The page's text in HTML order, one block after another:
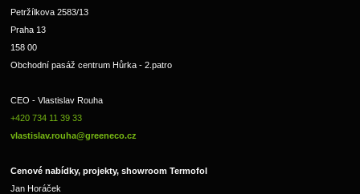
Petržílkova 2583/13
Praha 13
158 00
Obchodní pasáž centrum Hůrka - 2.patro
CEO - Vlastislav Rouha
+420 734 11 39 33
vlastislav.rouha@greeneco.cz
Cenové nabídky, projekty, showroom Termofol
Jan Horáček